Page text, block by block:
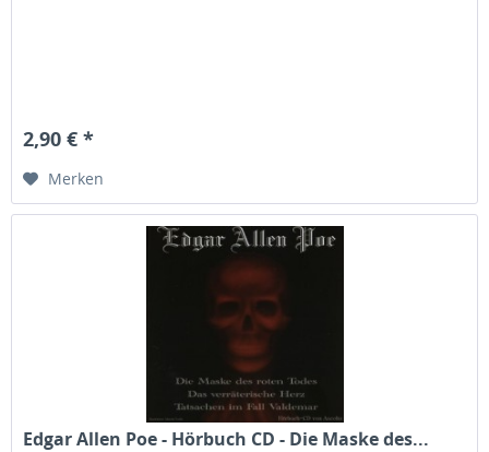
2,90 € *
Merken
Edgar Allen Poe - Hörbuch CD - Die Maske des...